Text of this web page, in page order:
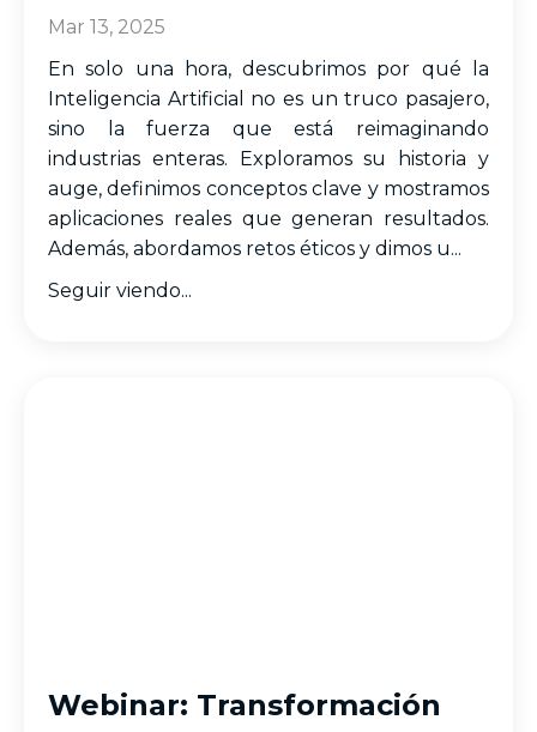
Mar 13, 2025
En solo una hora, descubrimos por qué la
Inteligencia Artificial no es un truco pasajero,
sino la fuerza que está reimaginando
industrias enteras. Exploramos su historia y
auge, definimos conceptos clave y mostramos
aplicaciones reales que generan resultados.
Además, abordamos retos éticos y dimos u...
Seguir viendo...
Webinar: Transformación